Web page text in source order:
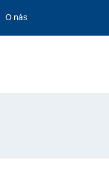
O nás